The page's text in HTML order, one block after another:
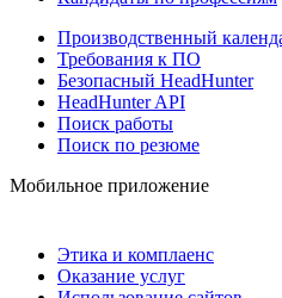
Производственный
Требования к ПО
Безопасный HeadHunter
HeadHunter API
Поиск работы
Поиск по резюме
Мобильное приложение
Этика и комплаенс
Оказание услуг